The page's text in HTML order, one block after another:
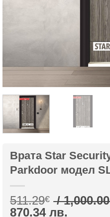
Врата Star
Parkdoor модел
511.29€ /
870.34 лв.